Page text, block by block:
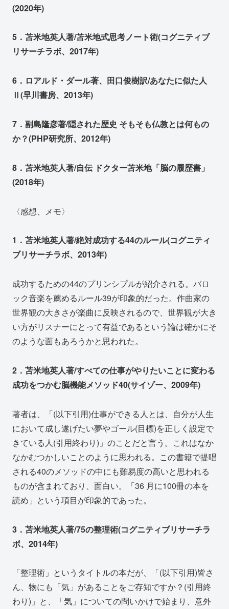
(2020年)
5．苫米地英人著/苫米地式思考ノート術(コグニティブ
リサーチラボ、2017年)
6．ロアルド・ダール著、田口俊樹訳/あなたに似た人
Ⅱ(早川書房、2013年)
7．副島隆彦著/隠された歴史 そもそも仏教とは何もの
か？(PHP研究所、2012年)
8．苫米地英人著/自伝 ドクター苫米地「脳の履歴書」
(2018年)
〈感想、メモ〉
1．苫米地英人著/絶対成功する44のルール(コグニティ
ブリサーチラボ、2013年)
成功するための44のプリンシプルが紹介される。バロ
ック音楽を薦めるルール39が印象的だった。作曲家の
世界観の大きさが楽曲に反映されるので、世界観が大き
い方がリスナーにとって有益であるという論は確かにそ
のような面もあろうかと思われた。
2．苫米地英人著/すべての仕事がやりたいことに変わる
成功をつかむ脳機能メソッド40(サイゾー、2009年)
著者は、「(以下引用)仕事ができる人とは、自分が人生
において成し遂げたい夢やゴール(目標)を正しく設定で
きている人(引用終わり)」のことだと言う。これはなか
なかむつかしいことのように思われる。この書籍で提唱
される40のメソッドの中にも難易度の高いと思われる
ものが含まれており、面白い。「36 月に100冊の本を
読め」という項目が印象的であった。
3．苫米地英人著/75の整理術(コグニティブリサーチラ
ボ、2014年)
「整理術」というタイトルの本だが、「(以下引用)皆さ
ん、物にも「気」があることをご存知ですか？(引用終
わり)」と、「気」についての問いかけで始まり、意外